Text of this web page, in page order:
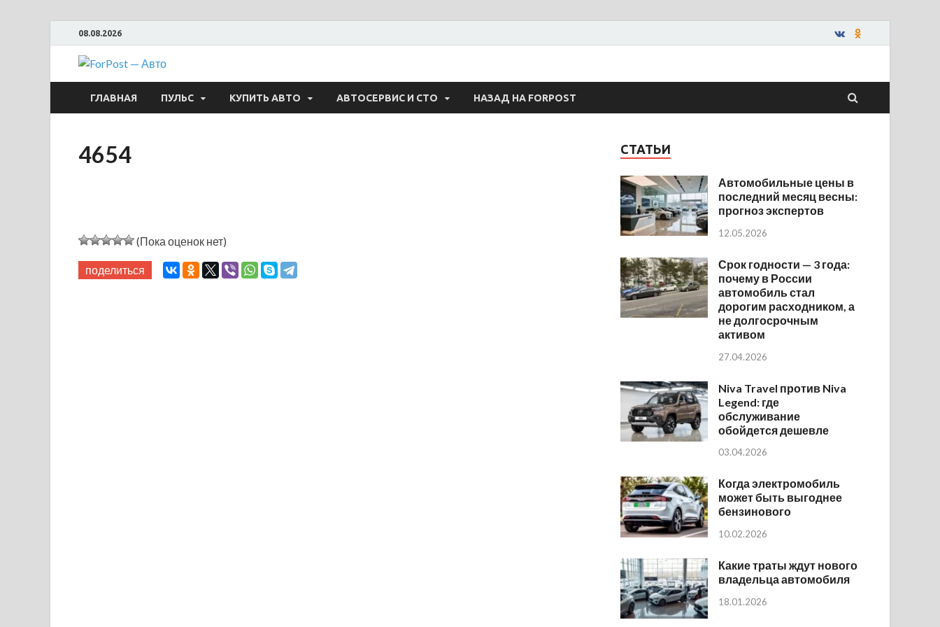
08.08.2026
ForPost — Авто
ГЛАВНАЯ ПУЛЬС КУПИТЬ АВТО АВТОСЕРВИС И СТО НАЗАД НА FORPOST
4654
(Пока оценок нет)
поделиться
СТАТЬИ
Автомобильные цены в
последний месяц весны:
прогноз экспертов
12.05.2026
Срок годности — 3 года:
почему в России
автомобиль стал
дорогим расходником, а
не долгосрочным
активом
27.04.2026
Niva Travel против Niva
Legend: где
обслуживание
обойдется дешевле
03.04.2026
Когда электромобиль
может быть выгоднее
бензинового
10.02.2026
Какие траты ждут нового
владельца автомобиля
18.01.2026